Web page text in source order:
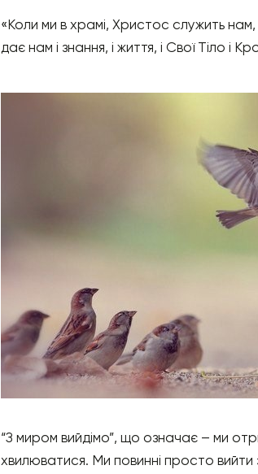
«Коли ми в храмі, Христос служить нам,
дає нам і знання, і життя, і Свої Тіло і
“З миром вийдімо”, що означає – ми
хвилюватися. Ми повинні просто